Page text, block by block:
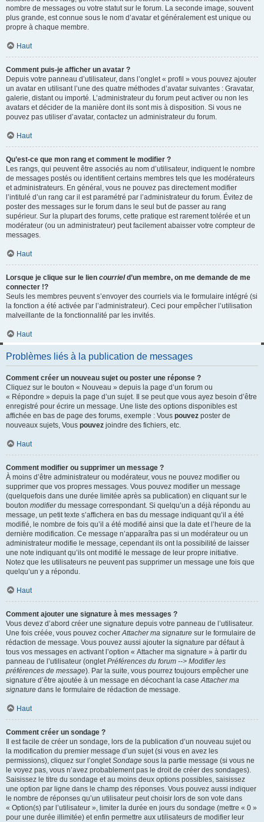
nombre de messages ou votre statut sur le forum. La seconde image, souvent
plus grande, est connue sous le nom d’avatar et généralement est unique ou
propre à chaque membre.
Haut
Comment puis-je afficher un avatar ?
Depuis votre panneau d’utilisateur, dans l’onglet « profil » vous pouvez ajouter
un avatar en utilisant l’une des quatre méthodes d’avatar suivantes : Gravatar,
galerie, distant ou importé. L’administrateur du forum peut activer ou non les
avatars et décider de la manière dont ils sont mis à disposition. Si vous ne
pouvez pas utiliser d’avatar, contactez un administrateur du forum.
Haut
Qu’est-ce que mon rang et comment le modifier ?
Les rangs, qui peuvent être associés au nom d’utilisateur, indiquent le nombre
de messages postés ou identifient certains membres tels que les modérateurs
et administrateurs. En général, vous ne pouvez pas directement modifier
l’intitulé d’un rang car il est paramétré par l’administrateur du forum. Évitez de
poster des messages sur le forum dans le seul but de passer au rang
supérieur. Sur la plupart des forums, cette pratique est rarement tolérée et un
modérateur (ou un administrateur) peut facilement abaisser votre compteur de
messages.
Haut
Lorsque je clique sur le lien courrield’un membre, on me demande de me
connecter !?
Seuls les membres peuvent s’envoyer des courriels via le formulaire intégré (si
la fonction a été activée par l’administrateur). Ceci pour empêcher l’utilisation
malveillante de la fonctionnalité par les invités.
Haut
Problèmes liés à la publication de messages
Comment créer un nouveau sujet ou poster une réponse ?
Cliquez sur le bouton « Nouveau » depuis la page d’un forum ou
« Répondre » depuis la page d’un sujet. Il se peut que vous ayez besoin d’être
enregistré pour écrire un message. Une liste des options disponibles est
affichée en bas de page des forums, exemple : Vous pouvez poster de
nouveaux sujets, Vous pouvez joindre des fichiers, etc.
Haut
Comment modifier ou supprimer un message ?
À moins d’être administrateur ou modérateur, vous ne pouvez modifier ou
supprimer que vos propres messages. Vous pouvez modifier un message
(quelquefois dans une durée limitée après sa publication) en cliquant sur le
bouton modifierdu message correspondant. Si quelqu’un a déjà répondu au
message, un petit texte s’affichera en bas du message indiquant qu’il a été
modifié, le nombre de fois qu’il a été modifié ainsi que la date et l’heure de la
dernière modification. Ce message n’apparaîtra pas si un modérateur ou un
administrateur modifie le message, cependant ils ont la possibilité de laisser
une note indiquant qu’ils ont modifié le message de leur propre initiative.
Notez que les utilisateurs ne peuvent pas supprimer un message une fois que
quelqu’un y a répondu.
Haut
Comment ajouter une signature à mes messages ?
Vous devez d’abord créer une signature depuis votre panneau de l’utilisateur.
Une fois créée, vous pouvez cocherAttacher ma signature sur le formulaire de
rédaction de message. Vous pouvez aussi ajouter la signature par défaut à
tous vos messages en activant l’option « Attacher ma signature » à partir du
panneau de l’utilisateur (ongletPréférences du forum --> Modifier les
préférences de message). Par la suite, vous pourrez toujours empêcher une
signature d’être ajoutée à un message en décochant la caseAttacher ma
signature dans le formulaire de rédaction de message.
Haut
Comment créer un sondage ?
Il est facile de créer un sondage, lors de la publication d’un nouveau sujet ou
la modification du premier message d’un sujet (si vous en avez les
permissions), cliquez sur l’ongletSondage sous la partie message (si vous ne
le voyez pas, vous n’avez probablement pas le droit de créer des sondages).
Saisissez le titre du sondage et au moins deux options possibles, saisissez
une option par ligne dans le champ des réponses. Vous pouvez aussi indiquer
le nombre de réponses qu’un utilisateur peut choisir lors de son vote dans
« Option(s) par l’utilisateur », limiter la durée en jours du sondage (mettre « 0 »
pour une durée illimitée) et enfin permettre aux utilisateurs de modifier leur